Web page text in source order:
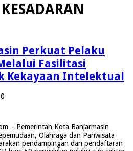
KESADARAN
Perkuat Pelaku
Fasilitasi
Kekayaan Intelektual
– Pemerintah Kota Banjarmasin
Olahraga dan Pariwisata
pendampingan dan pendaftaran